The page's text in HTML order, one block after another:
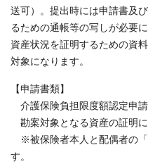
送可）。提出時には申請書及
るための通帳等の写しが必要に
資産状況を証明するための資
対象になります。
【申請書類】
介護保険負担限度額認定申
勘案対象となる資産の証明に
※被保険者本人と配偶者の「
す。